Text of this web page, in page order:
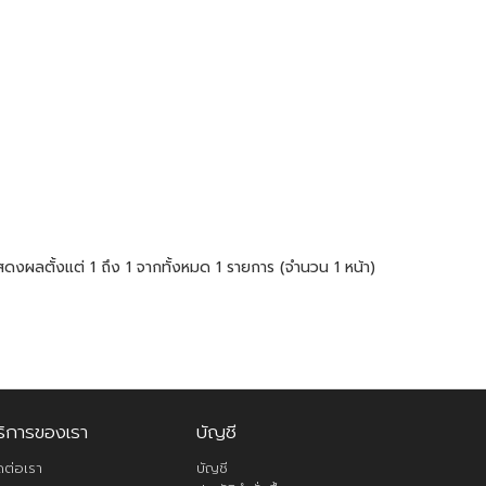
งผลตั้งแต่ 1 ถึง 1 จากทั้งหมด 1 รายการ (จำนวน 1 หน้า)
ารของเรา
อเรา
บัญชี
บัญชี